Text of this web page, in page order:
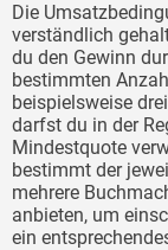
Die
verständlich
du den Gewinn
bestimmten
beispielsweise
darfst du in der
Mindestquote
bestimmt der
mehrere
anbieten, um
ein